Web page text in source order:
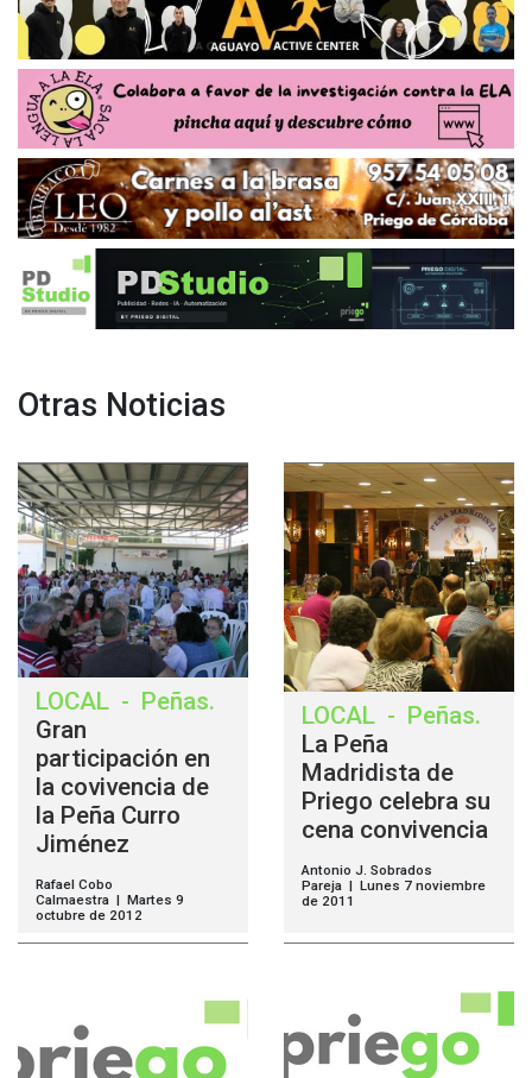
Otras Noticias
LOCAL - Peñas.
Gran
participación en
la covivencia de
la Peña Curro
Jiménez
Rafael Cobo
Calmaestra | Martes 9
octubre de 2012
LOCAL - Peñas.
La Peña
Madridista de
Priego celebra su
cena convivencia
Antonio J. Sobrados
Pareja | Lunes 7 noviembre
de 2011